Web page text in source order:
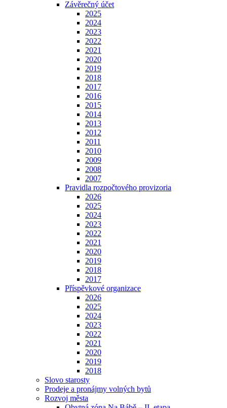
Závěrečný účet
2025
2024
2023
2022
2021
2020
2019
2018
2017
2016
2015
2014
2013
2012
2011
2010
2009
2008
2007
Pravidla rozpočtového provizoria
2026
2025
2024
2023
2022
2021
2020
2019
2018
2017
Příspěvkové organizace
2026
2025
2024
2023
2022
2021
2020
2019
2018
Slovo starosty
Prodeje a pronájmy volných bytů
Rozvoj města